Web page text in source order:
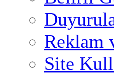
Reklam
Site